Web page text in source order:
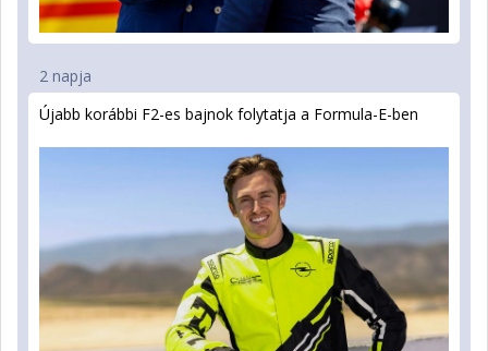
2 napja
Újabb korábbi F2-es bajnok folytatja a Formula-E-ben